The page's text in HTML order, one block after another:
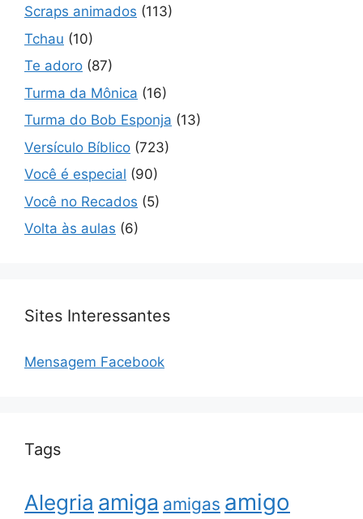
Scraps animados (113)
Tchau (10)
Te adoro (87)
Turma da Mônica (16)
Turma do Bob Esponja (13)
Versículo Bíblico (723)
Você é especial (90)
Você no Recados (5)
Volta às aulas (6)
Sites Interessantes
Mensagem Facebook
Tags
Alegria amiga amigas amigo